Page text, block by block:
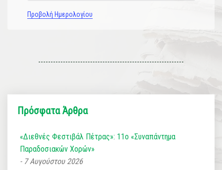
Προβολή Ημερολογίου
Πρόσφατα Άρθρα
«Διεθνές Φεστιβάλ Πέτρας»: 11ο «Συναπάντημα
Παραδοσιακών Χορών»
7 Αυγούστου 2026